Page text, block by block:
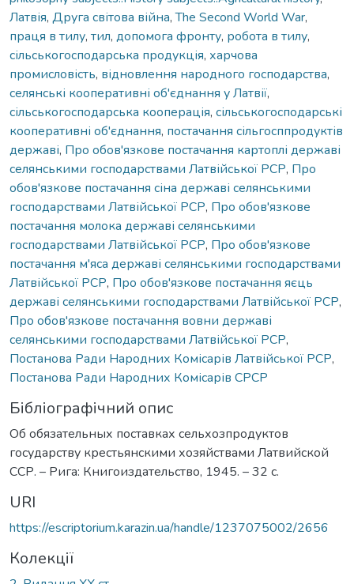
Латвія, Друга світова війна,The Second World War,
праця в тилу, тил, допомога фронту, робота в тилу,
сільськогосподарська продукція, харчова
промисловість, відновлення народного господарства,
селянські кооперативні об'єднання у Латвії,
сільськогосподарська кооперація, сільськогосподарські
кооперативні об'єднання, постачання сільгосппродуктів
державі, Про обов'язкове постачання картоплі державі
селянськими господарствами Латвійської РСР, Про
обов'язкове постачання сіна державі селянськими
господарствами Латвійської РСР, Про обов'язкове
постачання молока державі селянськими
господарствами Латвійської РСР, Про обов'язкове
постачання м'яса державі селянськими господарствами
Латвійської РСР, Про обов'язкове постачання яєць
державі селянськими господарствами Латвійської РСР,
Про обов'язкове постачання вовни державі
селянськими господарствами Латвійської РСР,
Постанова Ради Народних Комісарів Латвійської РСР,
Постанова Ради Народних Комісарів СРСР
Бібліографічний опис
Об обязательных поставках сельхозпродуктов
государству крестьянскими хозяйствами Латвийской
ССР. – Рига: Книгоиздательство, 1945. – 32 с.
URI
https://escriptorium.karazin.ua/handle/1237075002/2656
Колекції